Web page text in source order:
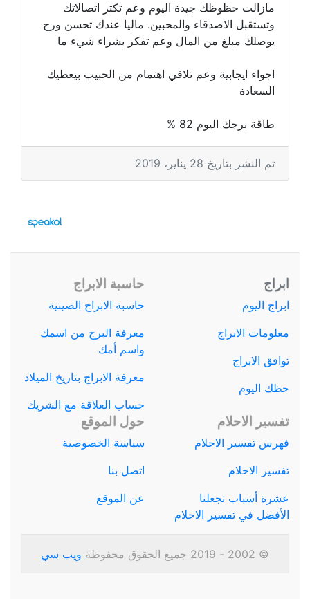
مازالت حظوظك جيدة اليوم وعم تكتر اتصالاتك
وتستقبل الاصدقاء والمحبين. ماليا عندك تحسن ورح
يوصلك مبلغ من المال وعم تفكر بشراء شيء ما
اجواء ايجابية وعم تلاقي اهتمام من الحبيب بيعطيك
السعادة
طاقة برجك اليوم 82 %
تم النشر بتاريخ 28 يناير، 2019
ابراج
ابراج اليوم
معلومات الابراج
توافق الابراج
حظك اليوم
حاسبة الابراج
حاسبة الابراج الصينية
معرفة البرج من اسمك
واسم أمك
معرفة الابراج بتاريخ الميلاد
حساب العلاقة مع الشريك
تفسير الاحلام
فهرس تفسير الاحلام
تفسير الاحلام
عشرة أسباب تجعلنا
الأفضل في تفسير الاحلام
حول الموقع
سياسة الخصوصية
اتصل بنا
عن الموقع
© 2002 - 2019 جميع الحقوق محفوظة ويب سي